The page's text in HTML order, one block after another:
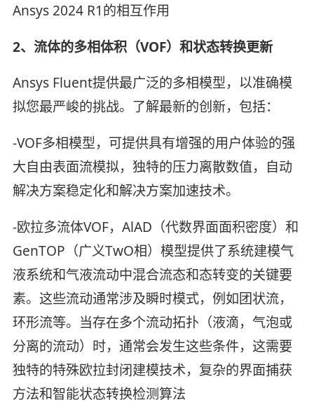
Ansys 2024 R1的相互作用
2、流体的多相体积（VOF）和状态转换更新
Ansys Fluent提供最广泛的多相模型，以准确模
拟您最严峻的挑战。了解最新的创新，包括：
-VOF多相模型，可提供具有增强的用户体验的强
大自由表面流模拟，独特的压力离散数值，自动
解决方案稳定化和解决方案加速技术。
-欧拉多流体VOF，AlAD（代数界面面积密度）和
GenTOP（广义TwO相）模型提供了系统建模气
液系统和气液流动中混合流态和态转变的关键要
素。这些流动通常涉及瞬时模式，例如团状流，
环形流等。当存在多个流动拓扑（液滴，气泡或
分离的流动）时，通常会发生这些条件，这需要
独特的特殊欧拉封闭建模技术，复杂的界面捕获
方法和智能状态转换检测算法